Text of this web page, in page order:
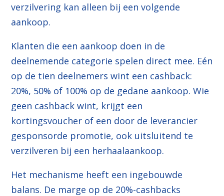
verzilvering kan alleen bij een volgende
aankoop.
Klanten die een aankoop doen in de
deelnemende categorie spelen direct mee. Eén
op de tien deelnemers wint een cashback:
20%, 50% of 100% op de gedane aankoop. Wie
geen cashback wint, krijgt een
kortingsvoucher of een door de leverancier
gesponsorde promotie, ook uitsluitend te
verzilveren bij een herhaalaankoop.
Het mechanisme heeft een ingebouwde
balans. De marge op de 20%-cashbacks